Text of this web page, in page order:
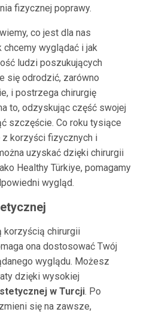
fizycznej poprawy.
co jest dla nas
chcemy wyglądać i jak
ludzi poszukujących
się odrodzić, zarówno
i postrzega chirurgię
to, odzyskując część swojej
szczęście. Co roku tysiące
z korzyści fizycznych i
uzyskać dzięki chirurgii
Healthy Türkiye, pomagamy
wygląd.
korzyścią chirurgii
ona dostosować Twój
wyglądu. Możesz
dzięki wysokiej
w Turcji. Po
się na zawsze,